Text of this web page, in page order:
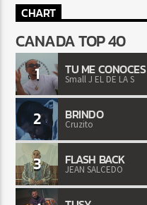
CHART
CANADA TOP 40
1 TU ME CONOCES
Small J EL DE LA S
2 BRINDO
Cruzito
3 FLASH BACK
JEAN SALCEDO